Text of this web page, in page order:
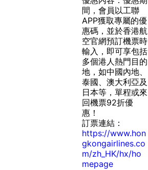
間，會員以工聯
APP獲取專屬的優
惠碼，並於香港航
空官網預訂機票時
輸入，即可享包括
多個港人熱門目的
地，如中國內地、
泰國、澳大利亞及
日本等，單程或來
回機票92折優
惠！
訂票連結：
https://www.hon
gkongairlines.co
m/zh_HK/hx/ho
mepage